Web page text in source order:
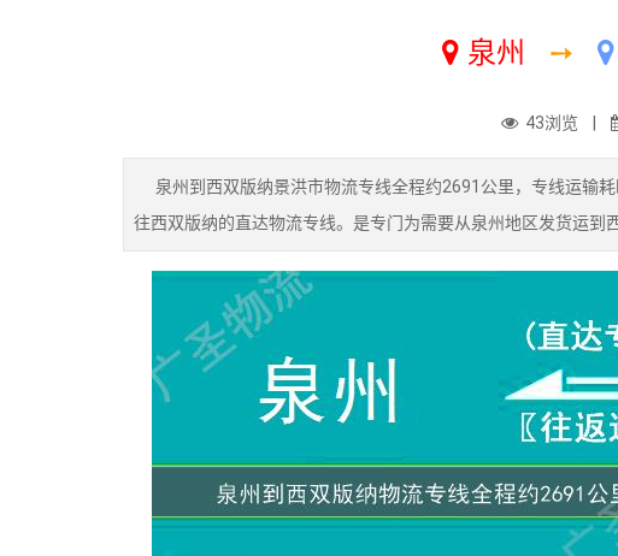
泉州 ➙
43浏览 |
泉州到西双版纳景洪市物流专线全程约2691公里，专线运输耗
往西双版纳的直达物流专线。是专门为需要从泉州地区发货运到